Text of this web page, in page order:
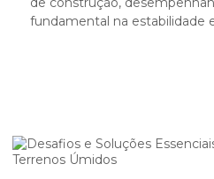
fundamental na estabilidade